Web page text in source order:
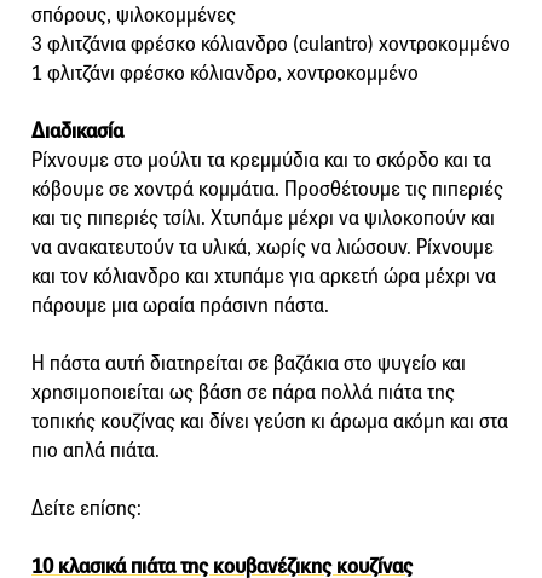
σπόρους, ψιλοκομμένες
3 φλιτζάνια φρέσκο κόλιανδρο (culantro) χοντροκομμένο
1 φλιτζάνι φρέσκο κόλιανδρο, χοντροκομμένο
Διαδικασία
Ρίχνουμε στο μούλτι τα κρεμμύδια και το σκόρδο και τα
κόβουμε σε χοντρά κομμάτια. Προσθέτουμε τις πιπεριές
και τις πιπεριές τσίλι. Χτυπάμε μέχρι να ψιλοκοπούν και
να ανακατευτούν τα υλικά, χωρίς να λιώσουν. Ρίχνουμε
και τον κόλιανδρο και χτυπάμε για αρκετή ώρα μέχρι να
πάρουμε μια ωραία πράσινη πάστα.
Η πάστα αυτή διατηρείται σε βαζάκια στο ψυγείο και
χρησιμοποιείται ως βάση σε πάρα πολλά πιάτα της
τοπικής κουζίνας και δίνει γεύση κι άρωμα ακόμη και στα
πιο απλά πιάτα.
Δείτε επίσης:
10 κλασικά πιάτα της κουβανέζικης κουζίνας